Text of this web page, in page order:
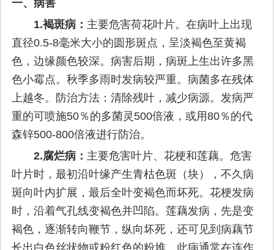
一、病害
1.褐斑病： 主要危害荷花叶片。在病叶上出现
直径0.5-8毫米大小的圆形斑点，呈淡褐色至黄褐
色，边缘颜色较深。病害后期，病斑上生出许多黑
色小霉点。秋季多雨时发病较严重。病菌多在残体
上越冬。防治方法：清除残叶，减少病源。发病严
重的可喷施50％的多菌灵500倍液，或用80％的代
森锌500-800倍液进行防治。
2.腐烂病： 主要危害叶片、花梗和莲藕。危害
叶片时，最初沿叶缘产生青枯色斑（块），不久病
斑向叶内扩展，最后全叶变褐色而坏死。花梗发病
时，沿着气孔线变褐色并凹陷。莲藕发病，先是变
褐色，逐渐转向鞭节，纵向坏死，还可见到病藕节
长出白色丝状物或粉红色的粉堆。此病通常在连作